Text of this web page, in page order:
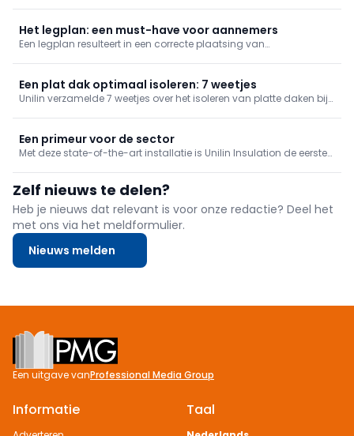
bouwelementen en -technieken zelfs uitstekend samen.
Het legplan: een must-have voor aannemers
Een legplan resulteert in een correcte plaatsing van
Een plat dak optimaal isoleren: 7 weetjes
Unilin verzamelde 7 weetjes over het isoleren van platte daken bij
Een primeur voor de sector
Met deze state-of-the-art installatie is Unilin Insulation de eerste
nieuwe PIR-isolatieplaten.
Zelf nieuws te delen?
Heb je nieuws dat relevant is voor onze redactie? Deel het
met ons via het meldformulier.
Nieuws melden
Footer
Een uitgave vanProfessional Media Group
Informatie Taal